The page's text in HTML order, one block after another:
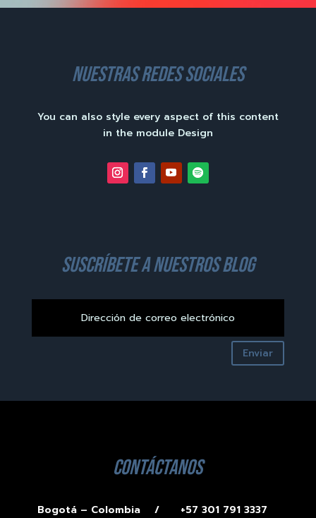
nuestras redes sociales
You can also style every aspect of this content
in the module Design
suscríbete a nuestros blog
Enviar
contáctanos
Bogotá – Colombia / +57 301 791 3337